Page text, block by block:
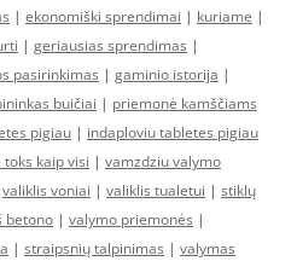
| ekonomiški sprendimai | kuriame |
| geriausias sprendimas |
pasirinkimas | gaminio istorija |
buičiai | priemonė kamščiams
pigiau | indaploviu tabletes pigiau
toks kaip visi | vamzdziu valymo
valiklis voniai | valiklis tualetui | stiklų
betono | valymo priemonės |
| straipsnių talpinimas | valymas